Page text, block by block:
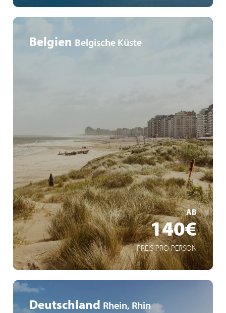
Belgien Belgische Küste
AB
140€
PREIS PRO PERSON
Buspendel an die Küste
4 Tage Kurzreise
Cadzand-Bad - Knokke - Blankenberge - De Haan -
Ostende - De Panne/Nieuwpoort
MEHR ERFAHREN
Deutschland Rhein, Rhin